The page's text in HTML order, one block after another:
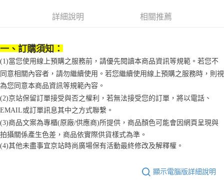
1.本服務係由「台灣大哥大股份有限公司」（以下簡稱本公司）所提供，讓
2.基於同意付款使用「大哥付你分期」之契約關係目的，商店將以您的個人
資料（包含姓名、電話或地址）提供予台灣大哥大進項蒐集、處理及利用，
由本公司與您本人進行分期帳單所需資料之確認、核對及更正。
3.完整用戶服務條款，請詳閱以下連結：https://oppay.tw/userRule
ATM／網路銀行／等多元方式進行付款，方視為交易完成。
後付繳納相關費用。
※ 交易是否成功請以「AFTEE先享後付 」之結帳頁面顯示為準，若有關於
是否繳費成功／繳費後需取消欲退款等相關疑問，請聯繫「AFTEE先享後付
客戶支援中心」
https://netprotections.freshdesk.com/support/home
【注意事項】
１．透過由恩沛科技股份有限公司提供之「AFTEE先享後付」服務完成之交
易，需依本服務之必要範圍內提供個人資料，並將交易相關給付款項請求債
權轉讓予恩沛科技股份有限公司。
２．關於個人資料處理事宜，請瀏覽以下網址：
https://aftee.tw/terms/#terms3
３．未成年的使用者請事先徵得法定代理人或監護人之同意方可使用
「AFTEE先享後付」，若未經同意申辦者引起之損失，本公司不負相關責
４．使用「AFTEE先享後付」時，將依據個別帳號之用戶狀況，依本公司即
時審查核予不同之上限額度；若仍有額度不足之情形，本公司將視審查結果
京站台北店客服中心(1F星巴克旁) 即日起不提供京站紙袋，取件時
請自備購物袋，若需購買紙袋可現場詢問
免運費
詳細說明 相關推薦
一、訂購須知：
(1)當您使用線上預購之服務前，請優先閱讀本商品資訊等規範。若您不
同意相關內容者，請勿繼續使用。若您繼續使用線上預購之服務時，則視
為您同意本商品資訊等規範內容。
(2)京站保留訂單接受與否之權利，若無法接受您的訂單，將以電話、
EMAIL或訂單訊息其中之方式聯繫。
(3)商品文案為專櫃(原廠/供應商)所提供，商品顏色可能會因網頁呈現與
拍攝關係產生色差，商品依實際供貨樣式為準。
(4)其他未盡事宜京站時尚廣場保有活動最終修改及解釋權。
顯示電腦版詳細說明